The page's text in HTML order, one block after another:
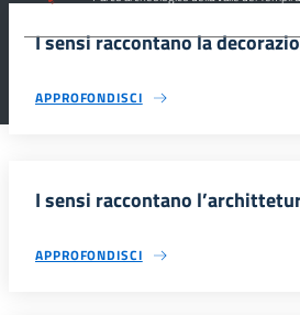
I sensi raccontano la
APPROFONDISCI
I sensi raccontano
APPROFONDISCI